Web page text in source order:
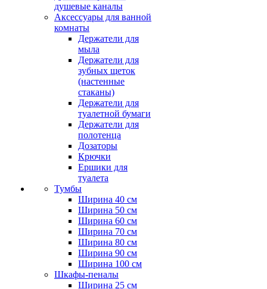
душевые каналы
Аксессуары для ванной
комнаты
Держатели для
мыла
Держатели для
зубных щеток
(настенные
стаканы)
Держатели для
туалетной бумаги
Держатели для
полотенца
Дозаторы
Крючки
Ершики для
туалета
Тумбы
Ширина 40 см
Ширина 50 см
Ширина 60 см
Ширина 70 см
Ширина 80 см
Ширина 90 см
Ширина 100 см
Шкафы-пеналы
Ширина 25 см